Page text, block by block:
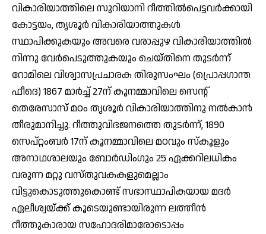
വികാരിയാത്തിലെ സുറിയാനി റീത്തില്‍പെട്ടവര്‍ക്കായി
കോട്ടയം, തൃശൂര്‍ വികാരിയാത്തുകള്‍
സ്ഥാപിക്കുകയും അവരെ വരാപ്പുഴ വികാരിയാത്തില്‍
നിന്നു വേര്‍പെടുത്തുകയും ചെയ്തിനെ തുടര്‍ന്ന്
റോമിലെ വിശ്വാസപ്രചാരക തിരുസംഘം (പ്രൊപ്പഗാന്ത
ഫീദെ) 1867 മാര്‍ച്ച് 27ന് കൂനമ്മാവിലെ സെന്റ്
തെരേസാസ് മഠം തൃശൂര്‍ വികാരിയാത്തിനു നല്‍കാന്‍
തീരുമാനിച്ചു. റീത്തുവിഭജനത്തെ തുടര്‍ന്ന്, 1890
സെപ്റ്റംബര്‍ 17ന് കൂനമ്മാവിലെ മഠവും സ്‌കൂളും
അനാഥശാലയും ബോര്‍ഡിംഗും 25 ഏക്കറിലധികം
വരുന്ന മറ്റു വസ്തുവകകളുമെല്ലാം
വിട്ടുകൊടുത്തുകൊണ്ട് സഭാസ്ഥാപികയായ മദര്‍
ഏലീശ്വയ്ക്ക് കൂടെയുണ്ടായിരുന്ന ലത്തീന്‍
റീത്തുകാരായ സഹോദരിമാരോടൊപ്പം